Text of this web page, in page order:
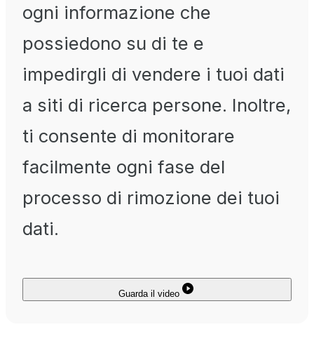
ogni informazione che
possiedono su di te e
impedirgli di vendere i tuoi dati
a siti di ricerca persone. Inoltre,
ti consente di monitorare
facilmente ogni fase del
processo di rimozione dei tuoi
dati.
Guarda il video